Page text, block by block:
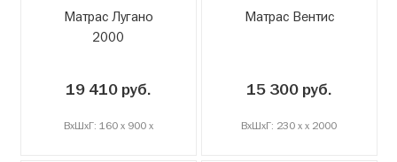
Матрас Лугано
2000
19 410 руб.
ВxШxГ: 160 x 900 x
Матрас Вентис
15 300 руб.
ВxШxГ: 230 x x 2000